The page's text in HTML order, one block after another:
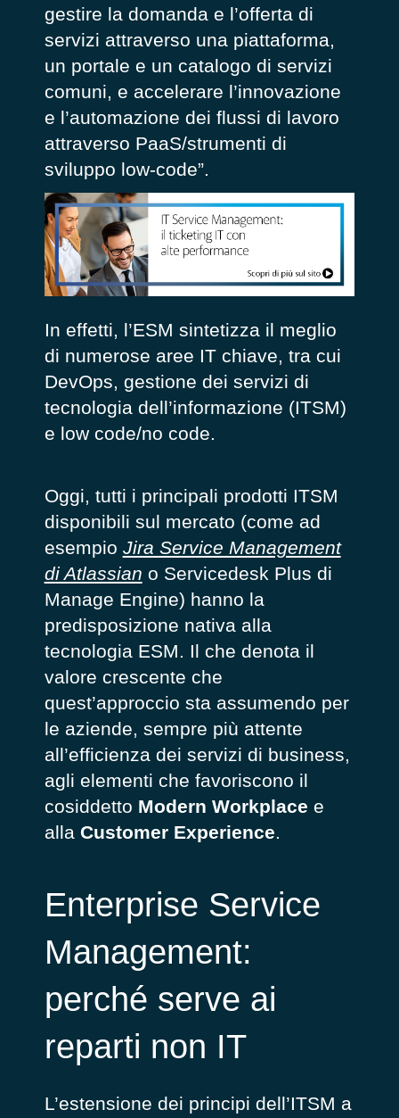
gestire la domanda e l’offerta di
servizi attraverso una piattaforma,
un portale e un catalogo di servizi
comuni, e accelerare l’innovazione
e l’automazione dei flussi di lavoro
attraverso PaaS/strumenti di
sviluppo low-code”.
In effetti, l’ESM sintetizza il meglio
di numerose aree IT chiave, tra cui
DevOps, gestione dei servizi di
tecnologia dell’informazione (ITSM)
e low code/no code.
Oggi, tutti i principali prodotti ITSM
disponibili sul mercato (come ad
esempio Jira Service Management
di Atlassian o Servicedesk Plus di
Manage Engine) hanno la
predisposizione nativa alla
tecnologia ESM. Il che denota il
valore crescente che
quest’approccio sta assumendo per
le aziende, sempre più attente
all’efficienza dei servizi di business,
agli elementi che favoriscono il
cosiddetto Modern Workplace e
alla Customer Experience.
Enterprise Service
Management:
perché serve ai
reparti non IT
L’estensione dei principi dell’ITSM a